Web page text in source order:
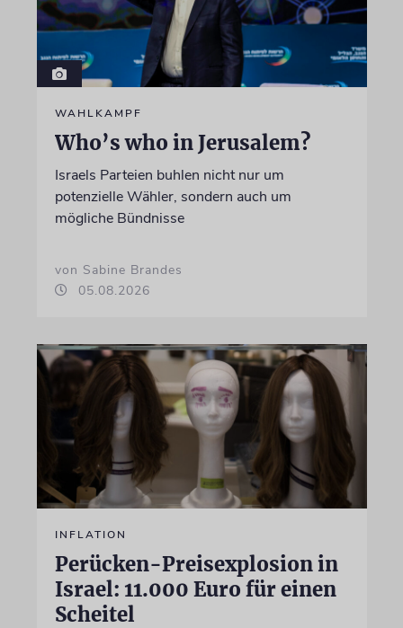
WAHLKAMPF
Who’s who in Jerusalem?
Israels Parteien buhlen nicht nur um
potenzielle Wähler, sondern auch um
mögliche Bündnisse
von Sabine Brandes
05.08.2026
INFLATION
Perücken-Preisexplosion in
Israel: 11.000 Euro für einen
Scheitel